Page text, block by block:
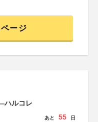
ージ
ハルコレ
あと 55 日